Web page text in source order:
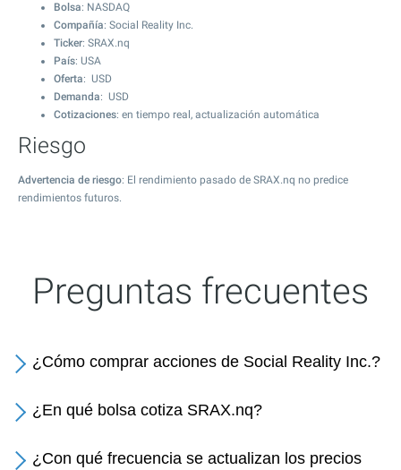
Bolsa: NASDAQ
Compañía: Social Reality Inc.
Ticker: SRAX.nq
País: USA
Oferta: USD
Demanda: USD
Cotizaciones: en tiempo real, actualización automática
Riesgo
Advertencia de riesgo: El rendimiento pasado de SRAX.nq no predice
rendimientos futuros.
Preguntas frecuentes
¿Cómo comprar acciones de Social Reality Inc.?
¿En qué bolsa cotiza SRAX.nq?
¿Con qué frecuencia se actualizan los precios